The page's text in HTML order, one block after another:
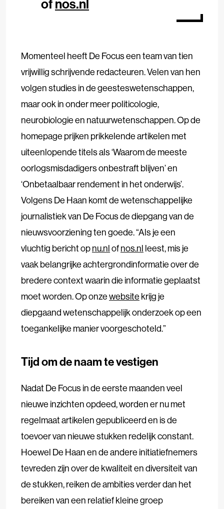
ofnos.nl
Momenteel heeft De Focus een team van tien
vrijwillig schrijvende redacteuren. Velen van hen
volgen studies in de geesteswetenschappen,
maar ook in onder meer politicologie,
neurobiologie en natuurwetenschappen. Op de
homepage prijken prikkelende artikelen met
uiteenlopende titels als ‘Waarom de meeste
oorlogsmisdadigers onbestraft blijven’ en
‘Onbetaalbaar rendement in het onderwijs’.
Volgens De Haan komt de wetenschappelijke
journalistiek van De Focus de diepgang van de
nieuwsvoorziening ten goede. “Als je een
vluchtig bericht opnu.nlofnos.nl leest, mis je
vaak belangrijke achtergrondinformatie over de
bredere context waarin die informatie geplaatst
moet worden. Op onzewebsite krijg je
diepgaand wetenschappelijk onderzoek op een
toegankelijke manier voorgeschoteld.”
Tijd om de naam te vestigen
Nadat De Focus in de eerste maanden veel
nieuwe inzichten opdeed, worden er nu met
regelmaat artikelen gepubliceerd en is de
toevoer van nieuwe stukken redelijk constant.
Hoewel De Haan en de andere initiatiefnemers
tevreden zijn over de kwaliteit en diversiteit van
de stukken, reiken de ambities verder dan het
bereiken van een relatief kleine groep